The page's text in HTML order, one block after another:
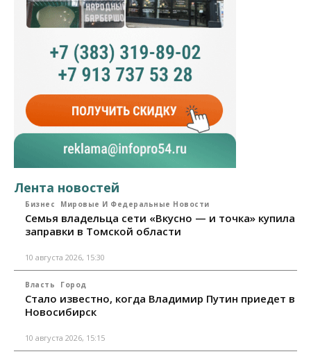
Лента новостей
Бизнес Мировые И Федеральные Новости
Семья владельца сети «Вкусно — и точка» купила
заправки в Томской области
10 августа 2026, 15:30
Власть Город
Стало известно, когда Владимир Путин приедет в
Новосибирск
10 августа 2026, 15:15